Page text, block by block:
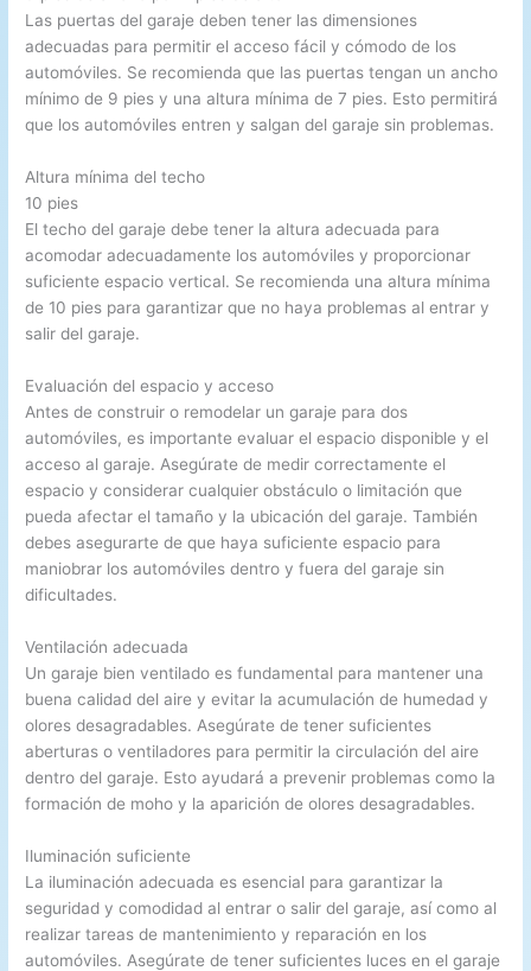
Las puertas del garaje deben tener las dimensiones
adecuadas para permitir el acceso fácil y cómodo de los
automóviles. Se recomienda que las puertas tengan un ancho
mínimo de 9 pies y una altura mínima de 7 pies. Esto permitirá
que los automóviles entren y salgan del garaje sin problemas.
Altura mínima del techo
10 pies
El techo del garaje debe tener la altura adecuada para
acomodar adecuadamente los automóviles y proporcionar
suficiente espacio vertical. Se recomienda una altura mínima
de 10 pies para garantizar que no haya problemas al entrar y
salir del garaje.
Evaluación del espacio y acceso
Antes de construir o remodelar un garaje para dos
automóviles, es importante evaluar el espacio disponible y el
acceso al garaje. Asegúrate de medir correctamente el
espacio y considerar cualquier obstáculo o limitación que
pueda afectar el tamaño y la ubicación del garaje. También
debes asegurarte de que haya suficiente espacio para
maniobrar los automóviles dentro y fuera del garaje sin
dificultades.
Ventilación adecuada
Un garaje bien ventilado es fundamental para mantener una
buena calidad del aire y evitar la acumulación de humedad y
olores desagradables. Asegúrate de tener suficientes
aberturas o ventiladores para permitir la circulación del aire
dentro del garaje. Esto ayudará a prevenir problemas como la
formación de moho y la aparición de olores desagradables.
Iluminación suficiente
La iluminación adecuada es esencial para garantizar la
seguridad y comodidad al entrar o salir del garaje, así como al
realizar tareas de mantenimiento y reparación en los
automóviles. Asegúrate de tener suficientes luces en el garaje